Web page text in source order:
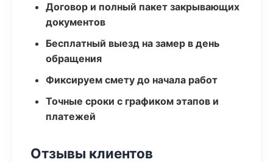
Договор и полный пакет закрывающих
документов
Бесплатный выезд на замер в день
обращения
Фиксируем смету до начала работ
Точные сроки с графиком этапов и
платежей
Отзывы клиентов